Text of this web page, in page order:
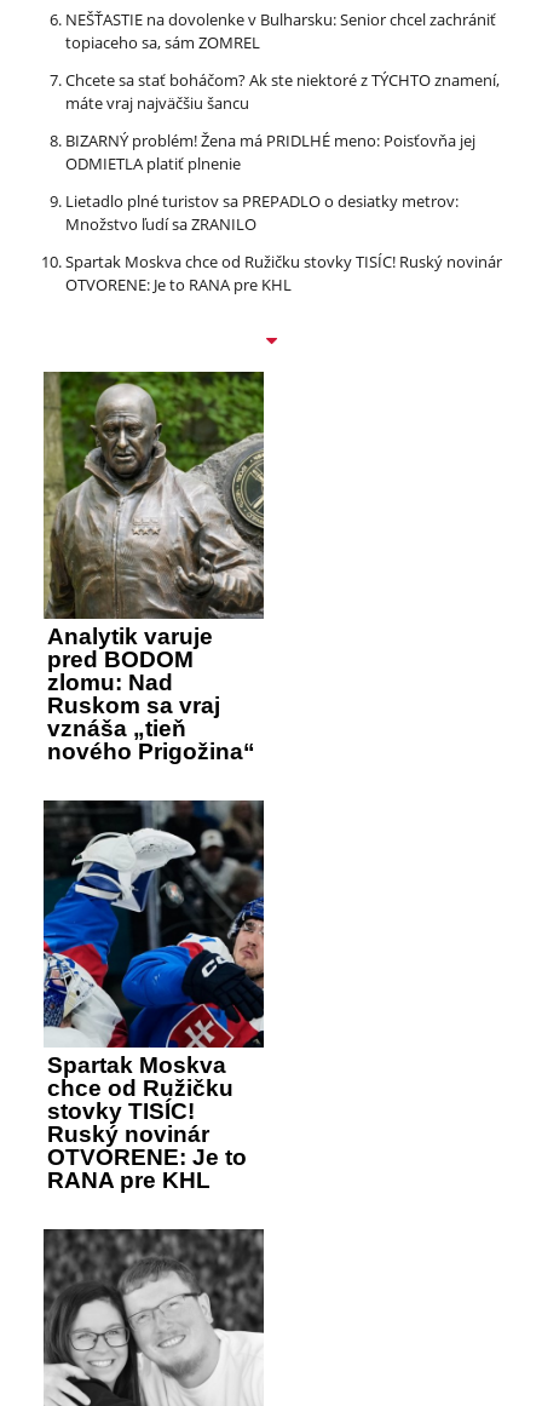
NEŠŤASTIE na dovolenke v Bulharsku: Senior chcel zachrániť
topiaceho sa, sám ZOMREL
Chcete sa stať boháčom? Ak ste niektoré z TÝCHTO znamení,
máte vraj najväčšiu šancu
BIZARNÝ problém! Žena má PRIDLHÉ meno: Poisťovňa jej
ODMIETLA platiť plnenie
Lietadlo plné turistov sa PREPADLO o desiatky metrov:
Množstvo ľudí sa ZRANILO
Spartak Moskva chce od Ružičku stovky TISÍC! Ruský novinár
OTVORENE: Je to RANA pre KHL
Analytik varuje
pred BODOM
zlomu: Nad
Ruskom sa vraj
vznáša „tieň
nového Prigožina“
Spartak Moskva
chce od Ružičku
stovky TISÍC!
Ruský novinár
OTVORENE: Je to
RANA pre KHL